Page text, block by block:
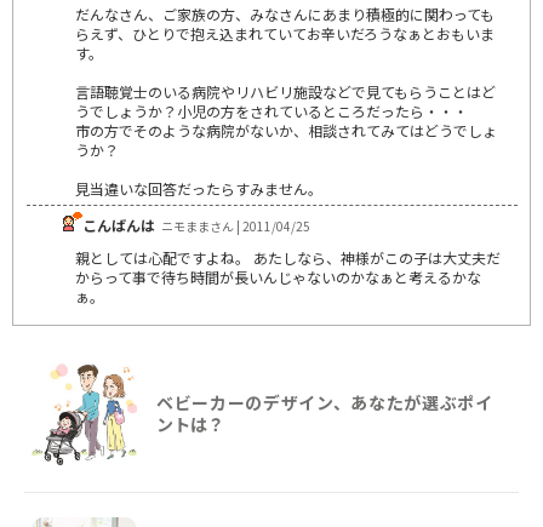
だんなさん、ご家族の方、みなさんにあまり積極的に関わっても
らえず、ひとりで抱え込まれていてお辛いだろうなぁとおもいま
す。
言語聴覚士のいる病院やリハビリ施設などで見てもらうことはど
うでしょうか？小児の方をされているところだったら・・・
市の方でそのような病院がないか、相談されてみてはどうでしょ
うか？
見当違いな回答だったらすみません。
こんばんは ニモままさん | 2011/04/25
親としては心配ですよね。 あたしなら、神様がこの子は大丈夫だ
からって事で待ち時間が長いんじゃないのかなぁと考えるかな
ぁ。
ベビーカーのデザイン、あなたが選ぶポイ
ントは？